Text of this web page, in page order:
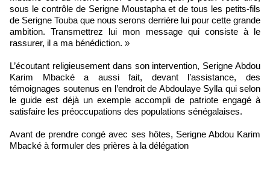
sous le contrôle de Serigne Moustapha et de tous les petits-fils
de Serigne Touba que nous serons derrière lui pour cette grande
ambition. Transmettrez lui mon message qui consiste à le
rassurer, il a ma bénédiction. »
L’écoutant religieusement dans son intervention, Serigne Abdou
Karim Mbacké a aussi fait, devant l’assistance, des
témoignages soutenus en l’endroit de Abdoulaye Sylla qui selon
le guide est déjà un exemple accompli de patriote engagé à
satisfaire les préoccupations des populations sénégalaises.
Avant de prendre congé avec ses hôtes, Serigne Abdou Karim
Mbacké à formuler des prières à la délégation